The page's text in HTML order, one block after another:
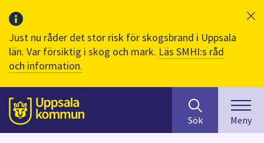
Just nu råder det stor risk för skogsbrand i Uppsala
län. Var försiktig i skog och mark. Läs SMHI:s råd
och information.
Till sidans
huvudinnehåll
efter
innehåll
på
Sök Meny